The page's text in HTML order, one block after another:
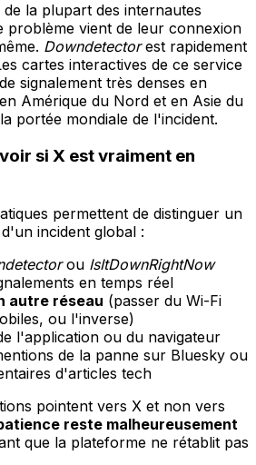
la plupart des internautes
problème vient de leur connexion
Downdetectorest rapidement
cartes interactives de ce service
signalement très denses en
Amérique du Nord et en Asie du
portée mondiale de l'incident.
si X est vraiment en
permettent de distinguer un
incident global :
ou IsItDownRightNow
en temps réel
autre réseau (passer du Wi-Fi
ou l'inverse)
l'application ou du navigateur
de la panne sur Bluesky ou
d'articles tech
pointent vers X et non vers
reste malheureusement
que la plateforme ne rétablit pas